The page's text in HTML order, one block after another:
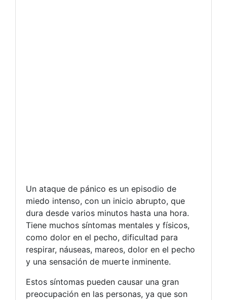
Un ataque de pánico es un episodio de
miedo intenso, con un inicio abrupto, que
dura desde varios minutos hasta una hora.
Tiene muchos síntomas mentales y físicos,
como dolor en el pecho, dificultad para
respirar, náuseas, mareos, dolor en el pecho
y una sensación de muerte inminente.
Estos síntomas pueden causar una gran
preocupación en las personas, ya que son